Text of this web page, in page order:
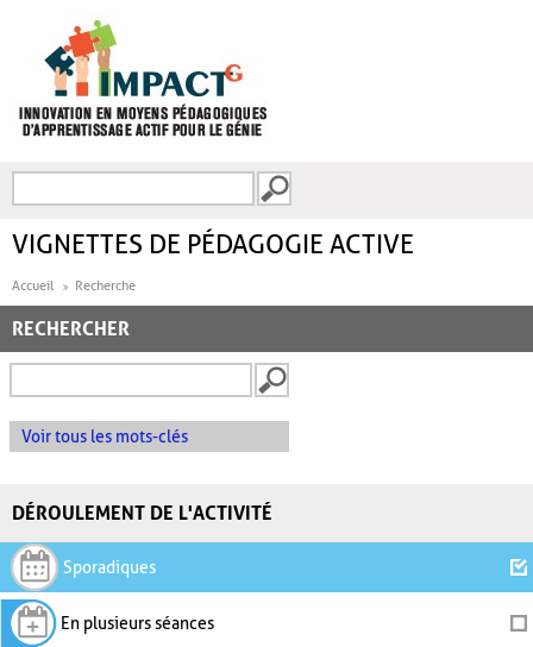
FORMULAIRE DE
VIGNETTES DE PÉDAGOGIE ACTIVE
Accueil Recherche
RECHERCHER
Voir tous les mots-clés
DÉROULEMENT DE L'ACTIVITÉ
Sporadiques
En plusieurs séances